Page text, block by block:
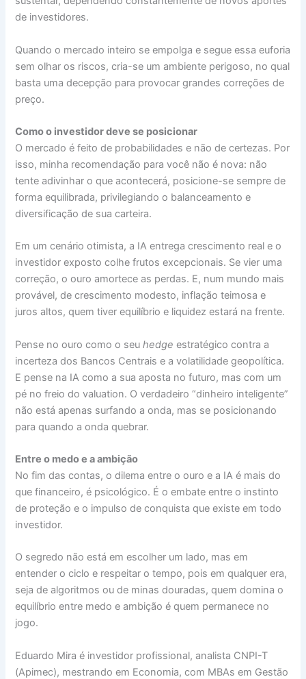
de investidores.
Quando o mercado inteiro se empolga e segue essa euforia
sem olhar os riscos, cria-se um ambiente perigoso, no qual
basta uma decepção para provocar grandes correções de
preço.
Como o investidor deve se posicionar
O mercado é feito de probabilidades e não de certezas. Por
isso, minha recomendação para você não é nova: não
tente adivinhar o que acontecerá, posicione-se sempre de
forma equilibrada, privilegiando o balanceamento e
diversificação de sua carteira.
Em um cenário otimista, a IA entrega crescimento real e o
investidor exposto colhe frutos excepcionais. Se vier uma
correção, o ouro amortece as perdas. E, num mundo mais
provável, de crescimento modesto, inflação teimosa e
juros altos, quem tiver equilíbrio e liquidez estará na frente.
Pense no ouro como o seuhedge estratégico contra a
incerteza dos Bancos Centrais e a volatilidade geopolítica.
E pense na IA como a sua aposta no futuro, mas com um
pé no freio do valuation. O verdadeiro “dinheiro inteligente”
não está apenas surfando a onda, mas se posicionando
para quando a onda quebrar.
Entre o medo e a ambição
No fim das contas, o dilema entre o ouro e a IA é mais do
que financeiro, é psicológico. É o embate entre o instinto
de proteção e o impulso de conquista que existe em todo
investidor.
O segredo não está em escolher um lado, mas em
entender o ciclo e respeitar o tempo, pois em qualquer era,
seja de algoritmos ou de minas douradas, quem domina o
equilíbrio entre medo e ambição é quem permanece no
jogo.
Eduardo Mira é investidor profissional, analista CNPI-T
(Apimec), mestrando em Economia, com MBAs em Gestão